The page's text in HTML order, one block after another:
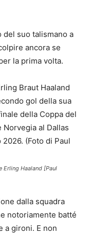
del suo talismano a
ancora se
la prima volta.
Erling Haaland [Paul
dalla squadra
notoriamente batté
a gironi. E non